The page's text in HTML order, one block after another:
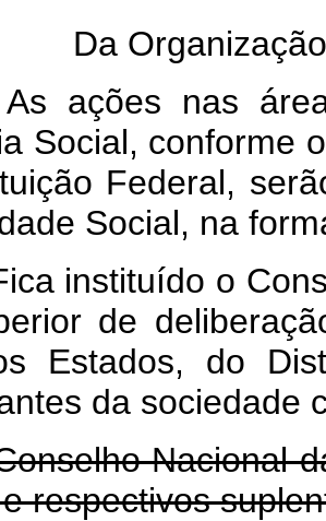
Da
ações nas
Social, conforme
Federal,
Social, na
instituído o
de
Estados, do
da sociedade
Nacional
respectivos